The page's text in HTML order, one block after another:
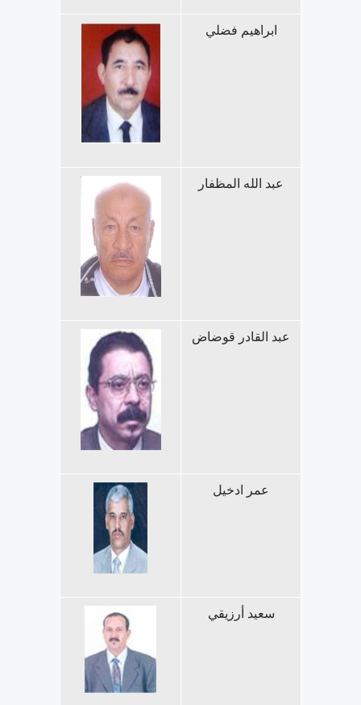
ابراهيم فضلي
عبد الله المظفار
عبد القادر قوضاض
عمر ادخيل
سعيد أرزيقي